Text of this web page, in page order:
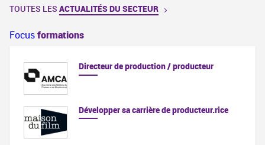
TOUTES LES ACTUALITÉS DU SECTEUR
Focusformations
Directeur de production / producteur
Développer sa carrière de producteur.rice